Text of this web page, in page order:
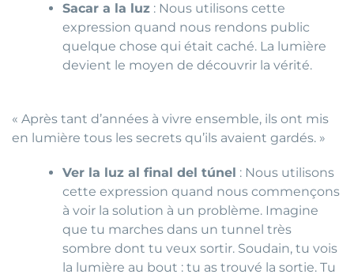
Sacar a la luz : Nous utilisons cette
expression quand nous rendons public
quelque chose qui était caché. La lumière
devient le moyen de découvrir la vérité.
« Après tant d’années à vivre ensemble, ils ont mis
en lumière tous les secrets qu’ils avaient gardés. »
Ver la luz al final del túnel : Nous utilisons
cette expression quand nous commençons
à voir la solution à un problème. Imagine
que tu marches dans un tunnel très
sombre dont tu veux sortir. Soudain, tu vois
la lumière au bout : tu as trouvé la sortie. Tu